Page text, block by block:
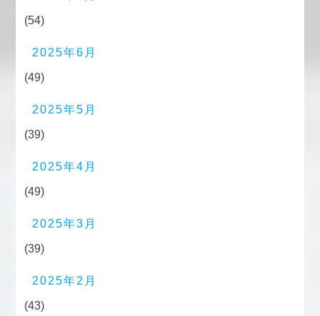
(54)
2025年6月
(49)
2025年5月
(39)
2025年4月
(49)
2025年3月
(39)
2025年2月
(43)